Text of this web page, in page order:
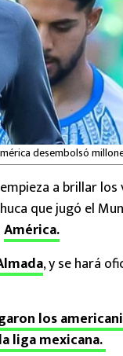
desembolsó
a brillar los
que jugó el
América.
, y se hará
los
liga mexicana.